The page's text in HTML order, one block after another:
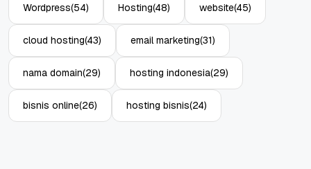
Wordpress(54) Hosting(48) website(45)
cloud hosting(43) email marketing(31)
nama domain(29) hosting indonesia(29)
bisnis online(26) hosting bisnis(24)